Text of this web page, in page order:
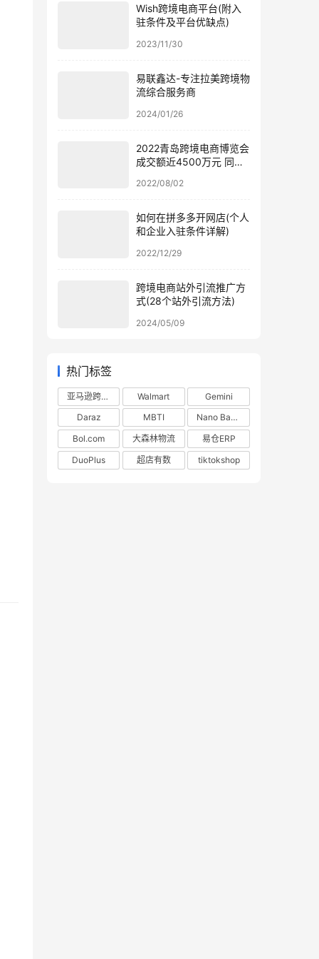
Wish跨境电商平台(附入
驻条件及平台优缺点)
2023/11/30
易联鑫达-专注拉美跨境物
流综合服务商
2024/01/26
2022青岛跨境电商博览会
成交额近4500万元 同比
2022/08/02
如何在拼多多开网店(个人
和企业入驻条件详解)
2022/12/29
跨境电商站外引流推广方
式(28个站外引流方法)
2024/05/09
热门标签
亚马逊跨境电商 Walmart
Gemini
Daraz
MBTI
Nano Banana
Bol.com
大森林物流
易仓ERP
DuoPlus
超店有数 tiktokshop